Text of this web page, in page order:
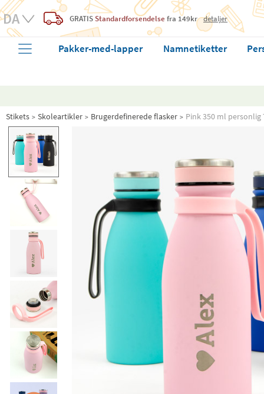
GRATIS Standardforsendelse fra 149kr detaljer
Pakker-med-lapper Namnetiketter
Stikets Skoleartikler Brugerdefinerede flasker Pink 350 ml personlig